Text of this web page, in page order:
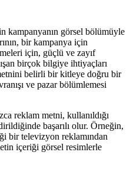
kampanyanın görsel bölümüyle
bir kampanya için
için, güçlü ve zayıf
birçok bilgiye ihtiyaçları
belirli bir kitleye doğru bir
ve pazar bölümlemesi
reklam metni, kullanıldığı
başarılı olur. Örneğin,
bir televizyon reklamından
içeriği görsel resimlerle